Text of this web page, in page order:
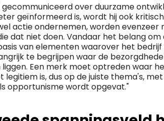
gecommuniceerd over duurzame
geïnformeerd is, wordt hij ook
actie ondernemen, worden
dat niet doen. Vandaar het belang
van elementen waarover het
te begrijpen waar de
Een merk moet optreden waar
legitiem is, dus op de juiste thema's,
opportunisme wordt opgevat."